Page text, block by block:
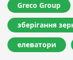
Greco Group
зберігання
елеватори